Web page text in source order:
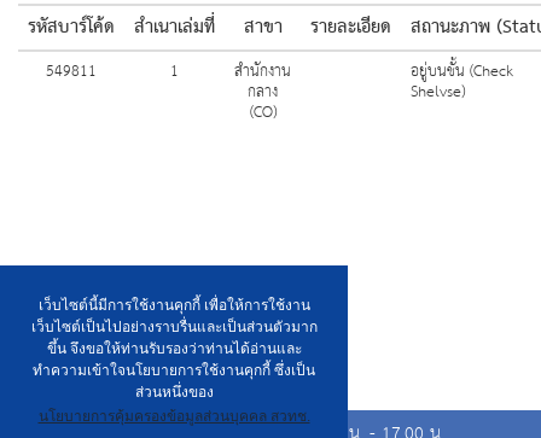
เว็บไซต์นี้มีการใช้งานคุกกี้ เพื่อให้การใช้งาน
เว็บไซต์เป็นไปอย่างราบรื่นและเป็นส่วนตัวมาก
ขึ้น จึงขอให้ท่านรับรองว่าท่านได้อ่านและ
ทำความเข้าใจนโยบายการใช้งานคุกกี้ ซึ่งเป็น
ส่วนหนึ่งของ
นโยบายการคุ้มครองข้อมูลส่วนบุคคล สวทช.
รหัสบาร์โค้ด
สำเนาเล่มที่ สาขา รายละเอียด สถานะภาพ
549811 1 สำนักงาน
กลาง
(CO)
อยู่บนชั้น (Check
Shelvse)